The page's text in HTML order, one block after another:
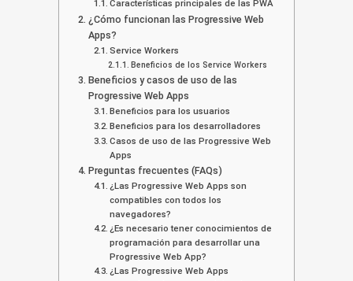
Características principales de las PWA
¿Cómo funcionan las Progressive Web
Apps?
Service Workers
Beneficios de los Service Workers
Beneficios y casos de uso de las
Progressive Web Apps
Beneficios para los usuarios
Beneficios para los desarrolladores
Casos de uso de las Progressive Web
Apps
Preguntas frecuentes (FAQs)
¿Las Progressive Web Apps son
compatibles con todos los
navegadores?
¿Es necesario tener conocimientos de
programación para desarrollar una
Progressive Web App?
¿Las Progressive Web Apps